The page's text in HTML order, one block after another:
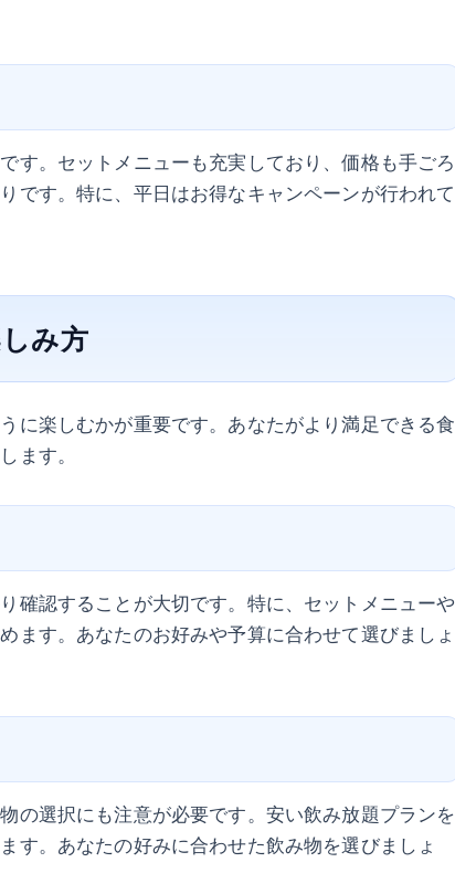
す。セットメニューも充実しており、価格も手ごろ
です。特に、平日はお得なキャンペーンが行われて
み方
に楽しむかが重要です。あなたがより満足できる食
ます。
確認することが大切です。特に、セットメニューや
ます。あなたのお好みや予算に合わせて選びましょ
の選択にも注意が必要です。安い飲み放題プランを
す。あなたの好みに合わせた飲み物を選びましょ